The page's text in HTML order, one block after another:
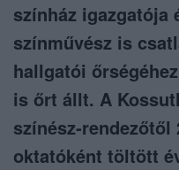
színház igazgatója
színművész is
hallgatói
is őrt állt. A
színész-rendezőtől
oktatóként töltött